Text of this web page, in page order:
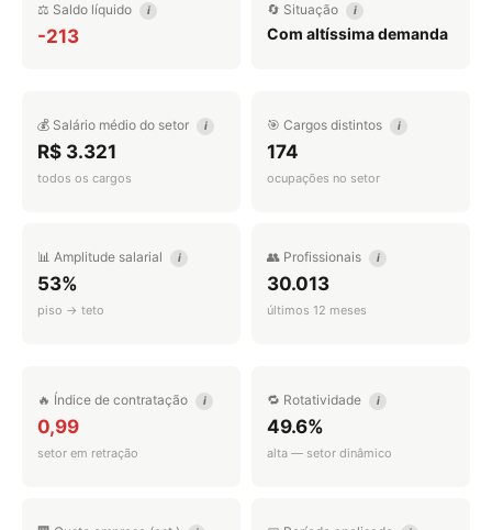
⚖️ Saldo líquido i
-213
🔄 Situação i
Com altíssima demanda
💰 Salário médio do setor i
R$ 3.321
todos os cargos
🎯 Cargos distintos i
174
ocupações no setor
📊 Amplitude salarial i
53%
piso → teto
👥 Profissionais i
30.013
últimos 12 meses
🔥 Índice de contratação i
0,99
setor em retração
🔁 Rotatividade i
49.6%
alta — setor dinâmico